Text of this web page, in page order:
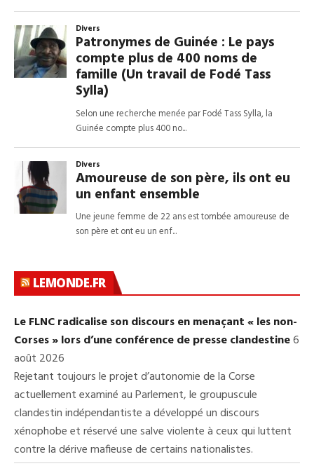
LEMONDE.FR
Le FLNC radicalise son discours en menaçant « les non-
Corses » lors d’une conférence de presse clandestine6
août 2026
Rejetant toujours le projet d’autonomie de la Corse
actuellement examiné au Parlement, le groupuscule
clandestin indépendantiste a développé un discours
xénophobe et réservé une salve violente à ceux qui luttent
contre la dérive mafieuse de certains nationalistes.